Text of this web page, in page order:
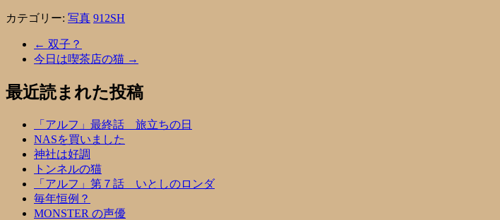
カテゴリー: 写真 912SH
← 双子？
今日は喫茶店の猫 →
最近読まれた投稿
「アルフ」最終話 旅立ちの日
NASを買いました
神社は好調
トンネルの猫
「アルフ」第７話 いとしのロンダ
毎年恒例？
MONSTER の声優